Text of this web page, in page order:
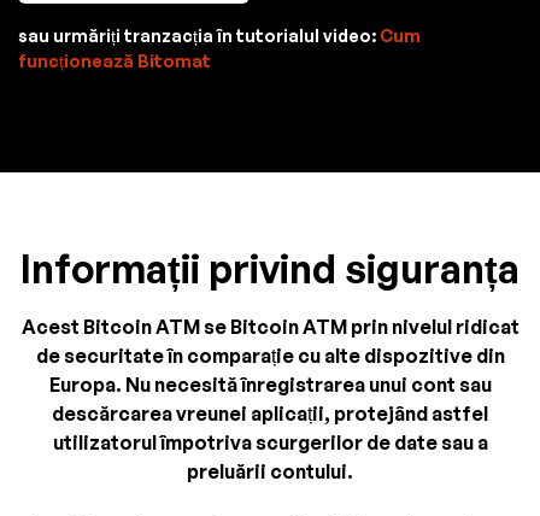
sau urmăriți tranzacția în tutorialul video: Cum
funcționează Bitomat
Informații privind siguranța
Acest Bitcoin ATM se Bitcoin ATM prin nivelul ridicat
de securitate în comparație cu alte dispozitive din
Europa. Nu necesită înregistrarea unui cont sau
descărcarea vreunei aplicații, protejând astfel
utilizatorul împotriva scurgerilor de date sau a
preluării contului.